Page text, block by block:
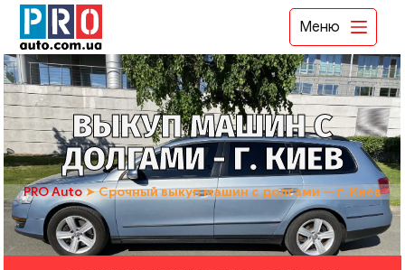
Меню
ВЫКУП МАШИН С
ДОЛГАМИ - Г. КИЕВ
PRO Auto➤Срочный выкуп машин с долгами — г. Киев